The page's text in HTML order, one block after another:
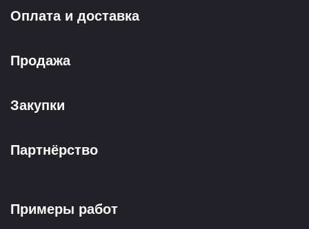
Оплата и доставка
Продажа
Закупки
Партнёрство
Примеры работ